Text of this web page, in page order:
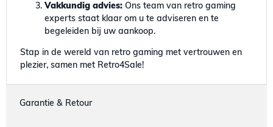
Vakkundig advies:Ons team van retro gaming
experts staat klaar om u te adviseren en te
begeleiden bij uw aankoop.
Stap in de wereld van retro gaming met vertrouwen en
plezier, samen met Retro4Sale!
Garantie & Retour